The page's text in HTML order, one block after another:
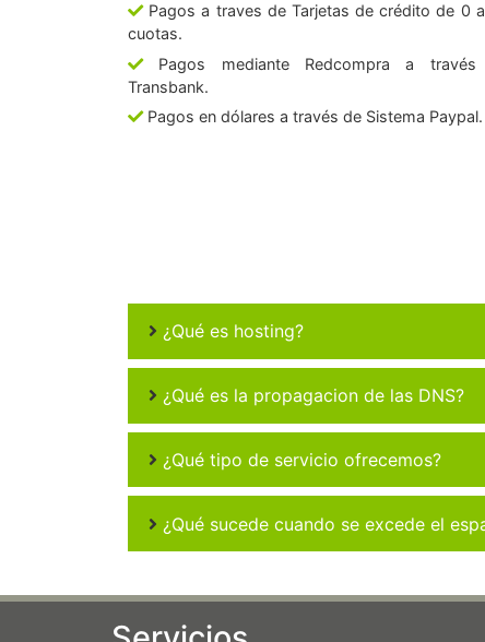
Pagos a traves de Tarjetas de crédito de 0
cuotas.
Pagos mediante Redcompra a través
Transbank.
Pagos en dólares a través de Sistema Paypal.
¿Qué es hosting?
¿Qué es la propagacion de las DNS?
¿Qué tipo de servicio ofrecemos?
¿Qué sucede cuando se excede el